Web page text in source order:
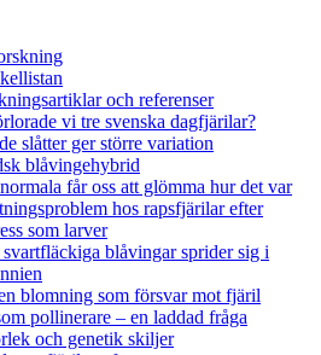
och referenser
vi tre svenska dagfjärilar?
slåtter ger större variation
blåvingehybrid
får oss att glömma hur det var
hos rapsfjärilar efter
som larver
svartfläckiga blåvingar sprider sig i
blomning som försvar mot fjäril
pollinerare – en laddad fråga
och genetik skiljer